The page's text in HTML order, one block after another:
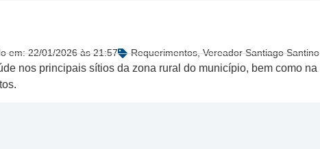
em: 22/01/2026 às 21:57 Requerimentos,Vereador Santiago Santino
nos principais sítios da zona rural do município, bem como na